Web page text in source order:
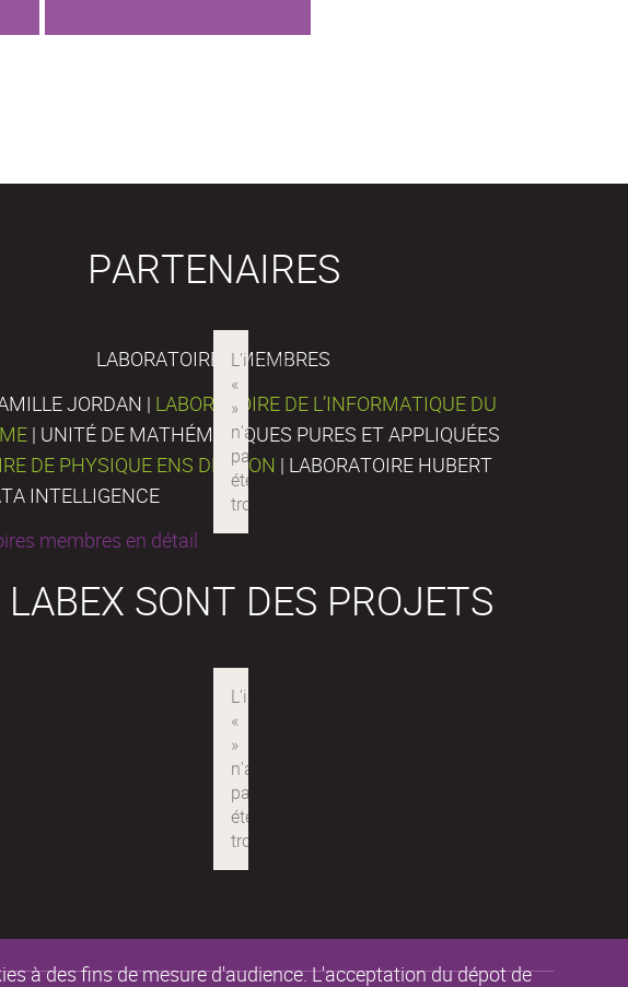
à des fins de mesure d'audience. L'acceptation du dépot de
PARTENAIRES
LABORATOIRES MEMBRES
JORDAN | LABORATOIRE DE L’INFORMATIQUE DU
| UNITÉ DE MATHÉMATIQUES PURES ET APPLIQUÉES
DE PHYSIQUE ENS DE LYON | LABORATOIRE HUBERT
INTELLIGENCE
membres en détail
LABEX SONT DES PROJETS